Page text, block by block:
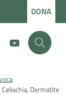
DONA
LinkedInYoutube
Dermatite